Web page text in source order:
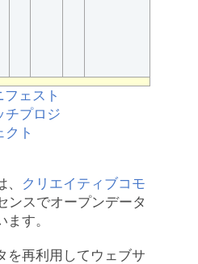
クリエイティブコモ
ンスでオープンデータ
す。
を再利用してウェブサ